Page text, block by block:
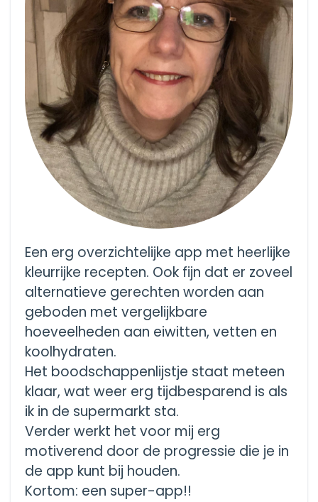
Een erg overzichtelijke app met heerlijke
kleurrijke recepten. Ook fijn dat er zoveel
alternatieve gerechten worden aan
geboden met vergelijkbare
hoeveelheden aan eiwitten, vetten en
koolhydraten.
Het boodschappenlijstje staat meteen
klaar, wat weer erg tijdbesparend is als
ik in de supermarkt sta.
Verder werkt het voor mij erg
motiverend door de progressie die je in
de app kunt bij houden.
Kortom: een super-app!!